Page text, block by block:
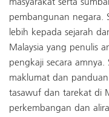
pembangunan negara.
lebih kepada sejarah
Malaysia yang penulis
pengkaji secara
maklumat dan
tasawuf dan tarekat di
perkembangan dan